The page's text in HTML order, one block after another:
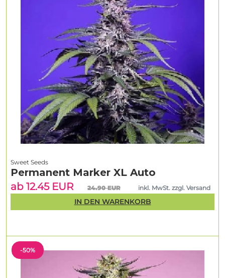
-50%
Sweet Seeds
Permanent Marker XL Auto
ab 12.45 EUR
24.90 EUR inkl. MwSt. zzgl. Versand
IN DEN WARENKORB